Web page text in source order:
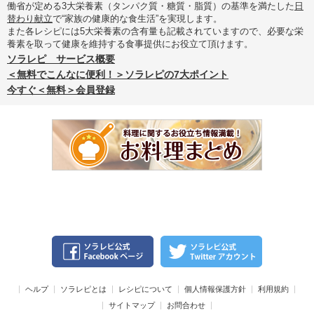
働省が定める3大栄養素（タンパク質・糖質・脂質）の基準を満たした 日
替わり献立で“家族の健康的な食生活”を実現します。
また各レシピには5大栄養素の含有量も記載されていますので、必要な栄
養素を取って健康を維持する食事提供にお役立て頂けます。
ソラレピ サービス概要
＜無料でこんなに便利！＞ソラレピの7大ポイント
今すぐ＜無料＞会員登録
ヘルプ ソラレピとは レシピについて 個人情報保護方針
利用規約
サイトマップ
お問合わせ